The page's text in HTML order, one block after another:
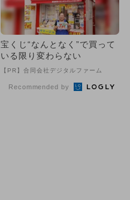
宝くじ“なんとなく”で買って
いる限り変わらない
【PR】合同会社デジタルファーム
Recommended by